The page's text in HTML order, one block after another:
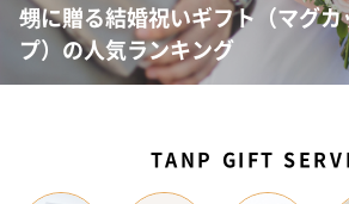
甥に贈る結婚祝いギフト（マグ
プ）の人気ランキング
TANP GIFT